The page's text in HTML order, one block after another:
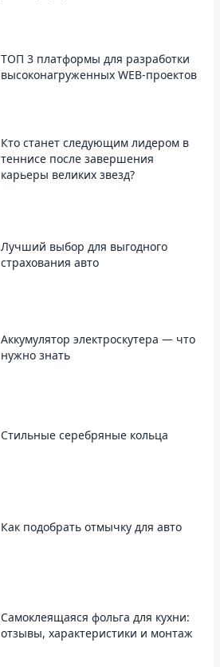
ТОП 3 платформы для разработки
высоконагруженных WEB-проектов
Кто станет следующим лидером в
теннисе после завершения
карьеры великих звезд?
Лучший выбор для выгодного
страхования авто
Аккумулятор электроскутера — что
нужно знать
Стильные серебряные кольца
Как подобрать отмычку для авто
Самоклеящаяся фольга для кухни:
отзывы, характеристики и монтаж